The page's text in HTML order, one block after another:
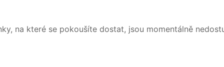
na které se pokoušíte dostat, jsou momentálně